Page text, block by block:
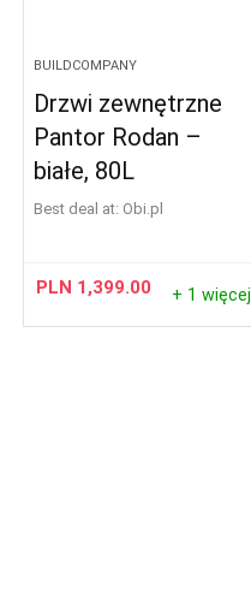
BUILDCOMPANY
Drzwi zewnętrzne
Pantor Rodan –
białe, 80L
Best deal at: obi.pl
PLN 1,399.00 + 1 więcej